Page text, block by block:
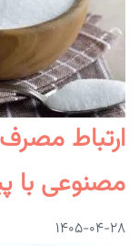
ارتباط
مصنوعی با
۱۴۰۵-۰۴-۲۸